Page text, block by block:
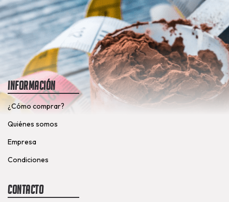
Información
¿Cómo comprar?
Quiénes somos
Empresa
Condiciones
Contacto